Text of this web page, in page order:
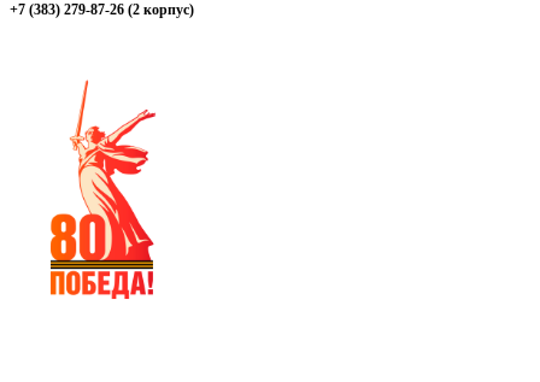
+7 (383) 279-87-26 (2 корпус)